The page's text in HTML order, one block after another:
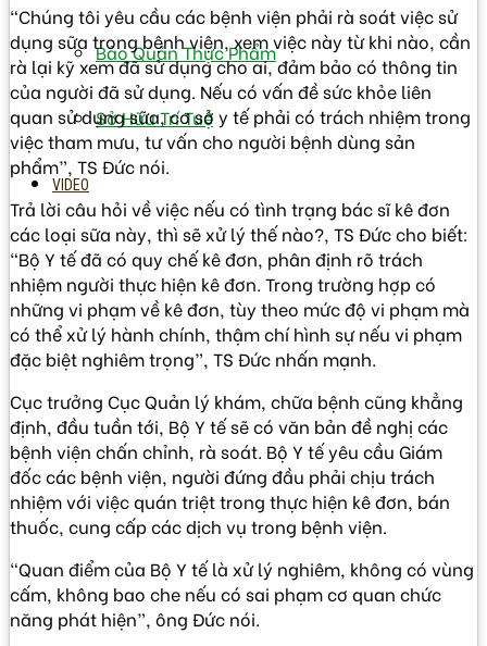
Bảo Quản Thực Phẩm
Sở Hữu Trí Tuệ
VIDEO
“Chúng tôi yêu cầu các bệnh viện phải rà soát việc sử
dụng sữa trong bệnh viện, xem việc này từ khi nào, cần
rà lại kỹ xem đã sử dụng cho ai, đảm bảo có thông tin
của người đã sử dụng. Nếu có vấn đề sức khỏe liên
quan sử dụng sữa, cơ sở y tế phải có trách nhiệm trong
việc tham mưu, tư vấn cho người bệnh dùng sản
phẩm”, TS Đức nói.
Trả lời câu hỏi về việc nếu có tình trạng bác sĩ kê đơn
các loại sữa này, thì sẽ xử lý thế nào?, TS Đức cho biết:
“Bộ Y tế đã có quy chế kê đơn, phân định rõ trách
nhiệm người thực hiện kê đơn. Trong trường hợp có
những vi phạm về kê đơn, tùy theo mức độ vi phạm mà
có thể xử lý hành chính, thậm chí hình sự nếu vi phạm
đặc biệt nghiêm trọng”, TS Đức nhấn mạnh.
Cục trưởng Cục Quản lý khám, chữa bệnh cũng khẳng
định, đầu tuần tới, Bộ Y tế sẽ có văn bản đề nghị các
bệnh viện chấn chỉnh, rà soát. Bộ Y tế yêu cầu Giám
đốc các bệnh viện, người đứng đầu phải chịu trách
nhiệm với việc quán triệt trong thực hiện kê đơn, bán
thuốc, cung cấp các dịch vụ trong bệnh viện.
“Quan điểm của Bộ Y tế là xử lý nghiêm, không có vùng
cấm, không bao che nếu có sai phạm cơ quan chức
năng phát hiện”, ông Đức nói.